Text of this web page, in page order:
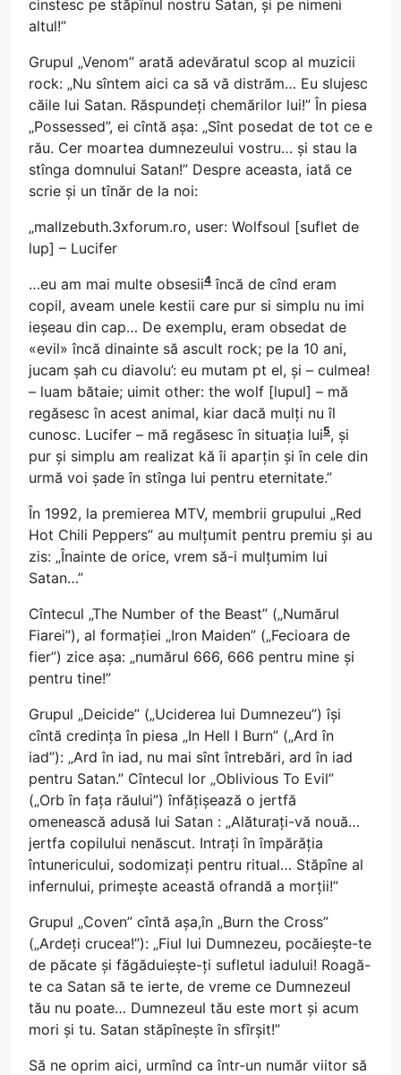
cinstesc pe stăpînul nostru Satan, și pe nimeni
altul!”
Grupul „Venom” arată adevăratul scop al muzicii
rock: „Nu sîntem aici ca să vă distrăm… Eu slujesc
căile lui Satan. Răspundeți chemărilor lui!” În piesa
„Possessed”, ei cîntă așa: „Sînt posedat de tot ce e
rău. Cer moartea dumnezeului vostru… și stau la
stînga domnului Satan!” Despre aceasta, iată ce
scrie și un tînăr de la noi:
„mallzebuth.3xforum.ro, user: Wolfsoul [suflet de
lup] – Lucifer
…eu am mai multe obsesii4 încă de cînd eram
copil, aveam unele kestii care pur si simplu nu imi
ieșeau din cap… De exemplu, eram obsedat de
«evil» încă dinainte să ascult rock; pe la 10 ani,
jucam șah cu diavolu’: eu mutam pt el, și – culmea!
– luam bătaie; uimit other: the wolf [lupul] – mă
regăsesc în acest animal, kiar dacă mulți nu îl
cunosc. Lucifer – mă regăsesc în situația lui5, și
pur și simplu am realizat kă îi aparțin și în cele din
urmă voi șade în stînga lui pentru eternitate.”
În 1992, la premierea MTV, membrii grupului „Red
Hot Chili Peppers” au mulțumit pentru premiu și au
zis: „Înainte de orice, vrem să-i mulțumim lui
Satan…”
Cîntecul „The Number of the Beast” („Numărul
Fiarei”), al formației „Iron Maiden” („Fecioara de
fier”) zice așa: „numărul 666, 666 pentru mine și
pentru tine!”
Grupul „Deicide” („Uciderea lui Dumnezeu”) își
cîntă credința în piesa „In Hell I Burn” („Ard în
iad”): „Ard în iad, nu mai sînt întrebări, ard în iad
pentru Satan.” Cîntecul lor „Oblivious To Evil”
(„Orb în fața răului”) înfățișează o jertfă
omenească adusă lui Satan : „Alăturați-vă nouă…
jertfa copilului nenăscut. Intrați în împărăția
întunericului, sodomizați pentru ritual… Stăpîne al
infernului, primește această ofrandă a morții!”
Grupul „Coven” cîntă așa,în „Burn the Cross”
(„Ardeți crucea!”): „Fiul lui Dumnezeu, pocăiește-te
de păcate și făgăduiește-ți sufletul iadului! Roagă-
te ca Satan să te ierte, de vreme ce Dumnezeul
tău nu poate… Dumnezeul tău este mort și acum
mori și tu. Satan stăpînește în sfîrșit!”
Să ne oprim aici, urmînd ca într-un număr viitor să